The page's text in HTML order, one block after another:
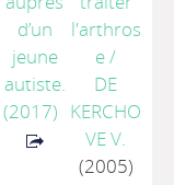
d’un
jeune
autiste.
(2017)
l'arthros
e/
DE
KERCHO
VE V.
(2005)